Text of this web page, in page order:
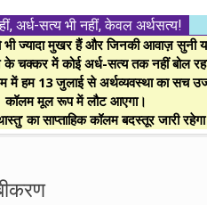
अर्ध-सत्य भी नहीं, केवल अर्थसत्य!
ज्यादा मुखर हैं और जिनकी आवाज़ सुनी
में कोई अर्ध-सत्य तक नहीं बोल
में हम 13 जुलाई से अर्थव्यवस्था का सच
कॉलम मूल रूप में लौट आएगा।
का साप्ताहिक कॉलम बदस्तूर जारी